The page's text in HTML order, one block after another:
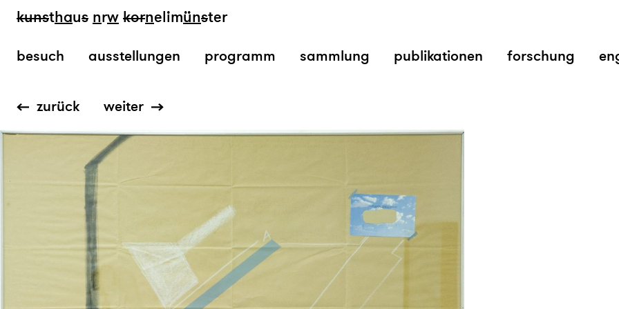
kunsthaus nrw kornelimünster
besuch ausstellungen programm sammlung publikationen forschung
zurück weiter